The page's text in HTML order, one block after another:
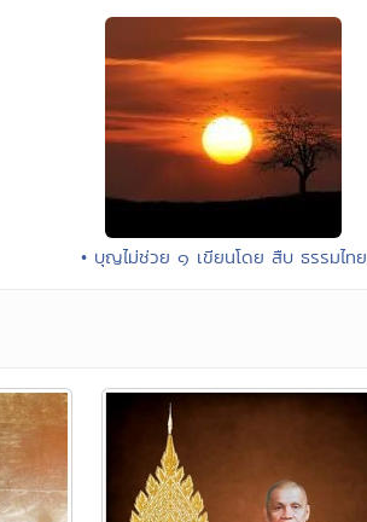
• บุญไม่ช่วย ๑ เขียนโดย สืบ ธรรมไทย